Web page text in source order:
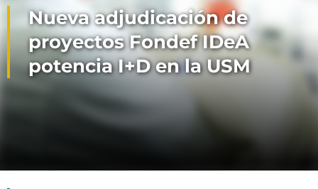
Nueva adjudicación de
proyectos Fondef IDeA
potencia I+D en la USM